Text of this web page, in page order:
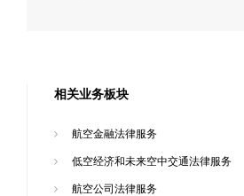
相关业务板块
航空金融法律服务
低空经济和未来空中交通法律服务
航空公司法律服务